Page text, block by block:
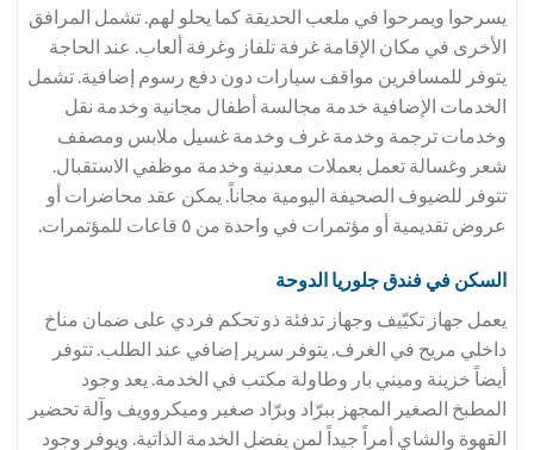
يسرحوا ويمرحوا في ملعب الحديقة كما يحلو لهم. تشمل المرافق
الأخرى في مكان الإقامة غرفة تلفاز وغرفة ألعاب. عند الحاجة
يتوفر للمسافرين مواقف سيارات دون دفع رسوم إضافية. تشمل
الخدمات الإضافية خدمة مجالسة أطفال مجانية وخدمة نقل
وخدمات ترجمة وخدمة غرف وخدمة غسيل ملابس ومصفف
شعر وغسالة تعمل بعملات معدنية وخدمة موظفي الاستقبال.
تتوفر للضيوف الصحيفة اليومية مجاناً. يمكن عقد محاضرات أو
عروض تقديمية أو مؤتمرات في واحدة من ٥ قاعات للمؤتمرات.
السكن في فندق جلوريا الدوحة
يعمل جهاز تكيّيف وجهاز تدفئة ذو تحكم فردي على ضمان مناخ
داخلي مريح في الغرف. يتوفر سرير إضافي عند الطلب. تتوفر
أيضاً خزينة وميني بار وطاولة مكتب في الخدمة. يعد وجود
المطبخ الصغير المجهز ببرّاد وبرّاد صغير وميكروويف وآلة تحضير
القهوة والشاي أمراً جيداً لمن يفضل الخدمة الذاتية. ويوفر وجود